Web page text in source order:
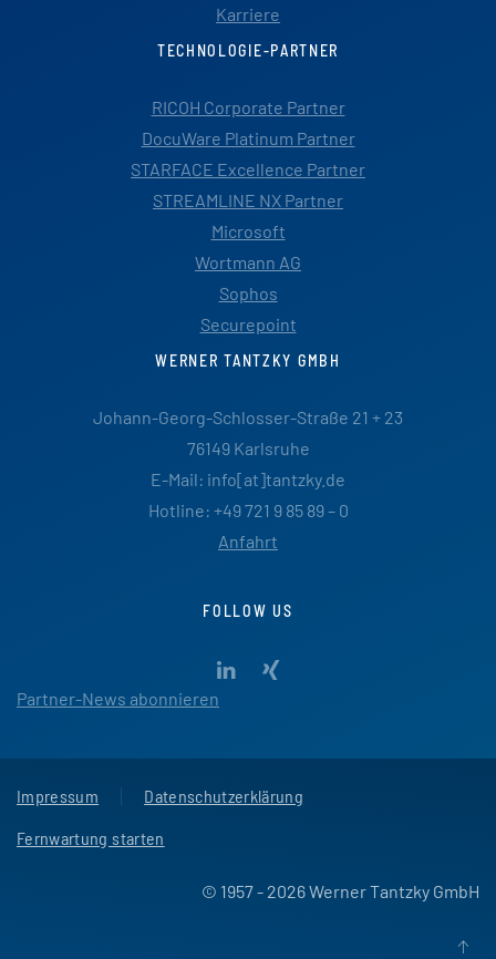
Karriere
TECHNOLOGIE-PARTNER
RICOH Corporate Partner
DocuWare Platinum Partner
STARFACE Excellence Partner
STREAMLINE NX Partner
Microsoft
Wortmann AG
Sophos
Securepoint
WERNER TANTZKY GMBH
Johann-Georg-Schlosser-Straße 21 + 23
76149 Karlsruhe
E-Mail: info[at]tantzky.de
Hotline: +49 721 9 85 89 – 0
Anfahrt
FOLLOW US
Partner-News abonnieren
Impressum
Datenschutzerklärung
Fernwartung starten
© 1957 - 2026 Werner Tantzky GmbH